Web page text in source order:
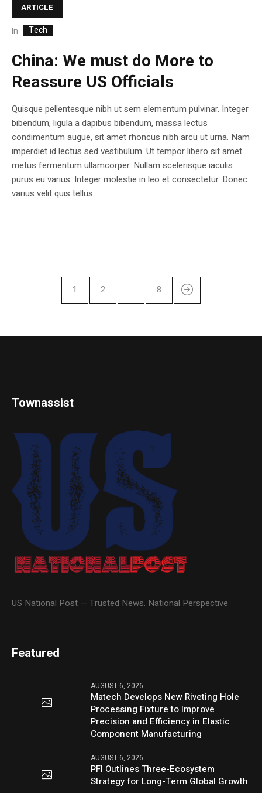
ARTICLE
In Tech
China: We must do More to
Reassure US Officials
Quisque pellentesque nibh ut sem elementum pulvinar. Integer
bibendum, ligula a dapibus bibendum, massa lectus
condimentum augue, sit amet rhoncus nibh arcu ut urna. Nam
imperdiet id lectus sed vestibulum. Ut tempor libero sit amet
metus fermentum ullamcorper. Nullam scelerisque iaculis
purus eu varius. Integer molestie in leo et consectetur. Donec
varius velit quis tellus...
1 2 … 8
Townassist
US National Post — Trusted News. National Perspective
Featured
AUGUST 6, 2026
Matech Develops New Riveting Hole
Processing Fixture to Improve
Precision and Efficiency in Elastic
Component Manufacturing
AUGUST 6, 2026
PFI Outlines Three-Ecosystem
Strategy for Long-Term Global Growth